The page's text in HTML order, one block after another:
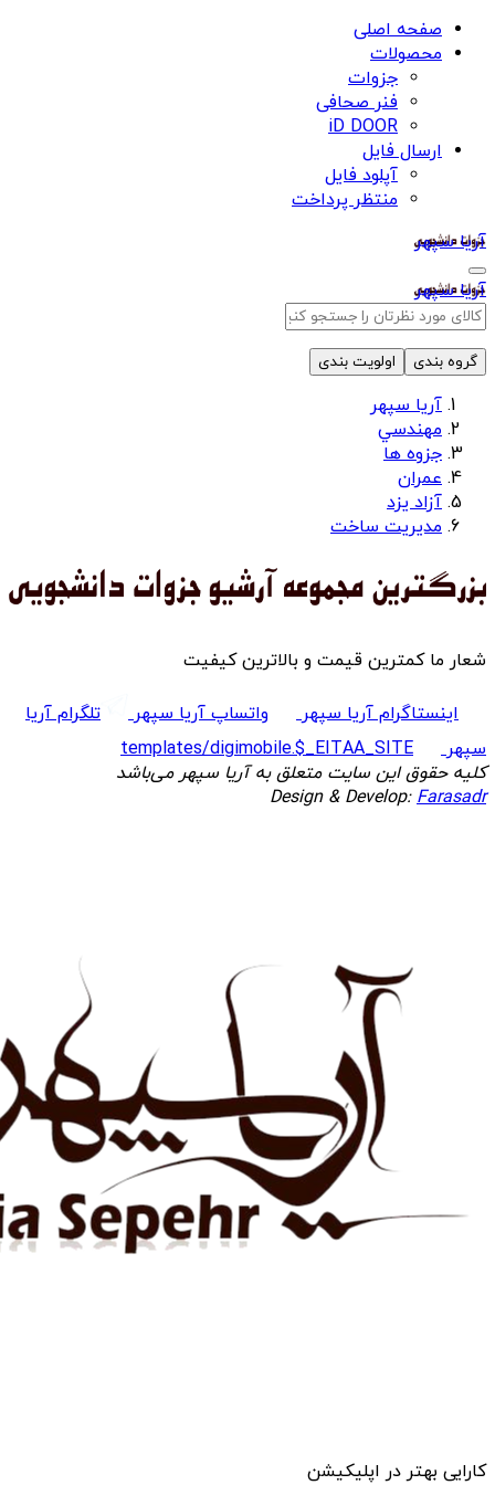
صفحه اصلی
محصولات
جزوات
فنر صحافی
iD DOOR
ارسال فایل
آپلود فایل
منتظر پرداخت
آریا سپهر
آریا سپهر
گروه بندی اولویت بندی
آریا سپهر
مهندسي
جزوه ها
عمران
آزاد یزد
مدیریت ساخت
شعار ما کمترین قیمت و بالاترین کیفیت
اینستاگرام آریا سپهر واتساپ آریا سپهر
تلگرام آریا
سپهر
templates/digimobile.$_EITAA_SITE
کلیه حقوق این سایت متعلق به آریا سپهر می‌باشد
Design & Develop:Farasadr
کارایی بهتر در اپلیکیشن